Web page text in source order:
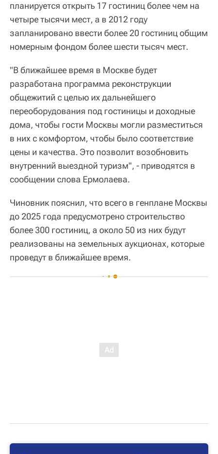
планируется открыть 17 гостиниц более чем на
четыре тысячи мест, а в 2012 году
запланировано ввести более 20 гостиниц общим
номерным фондом более шести тысяч мест.
"В ближайшее время в Москве будет
разработана программа реконструкции
общежитий с целью их дальнейшего
переоборудования под гостиницы и доходные
дома, чтобы гости Москвы могли разместиться
в них с комфортом, чтобы было соответствие
цены и качества. Это позволит возобновить
внутренний выездной туризм", - приводятся в
сообщении слова Ермолаева.
Чиновник пояснил, что всего в генплане Москвы
до 2025 года предусмотрено строительство
более 300 гостиниц, а около 50 из них будут
реализованы на земельных аукционах, которые
проведут в ближайшее время.